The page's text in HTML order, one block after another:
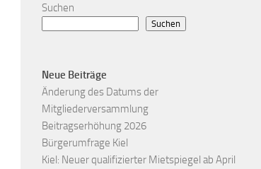
Suchen
Suchen
Neue Beiträge
Änderung des Datums der
Mitgliederversammlung
Beitragserhöhung 2026
Bürgerumfrage Kiel
Kiel: Neuer qualifizierter Mietspiegel ab April